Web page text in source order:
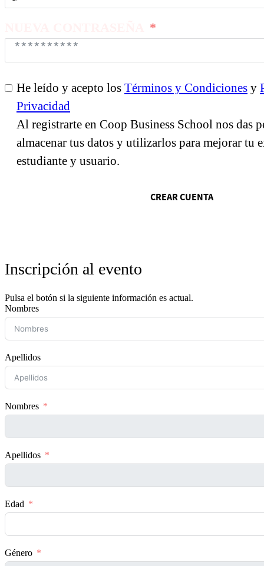
se
ningún
país
He leído y acepto los Términos y Condiciones y
Privacidad
Al registrarte en Coop Business School nos das
almacenar tus datos y utilizarlos para mejorar tu
estudiante y usuario.
CREAR CUENTA
Inscripción al evento
Pulsa el botón si la siguiente información es actual.
Nombres
Apellidos
Nombres
Apellidos
Edad
Género